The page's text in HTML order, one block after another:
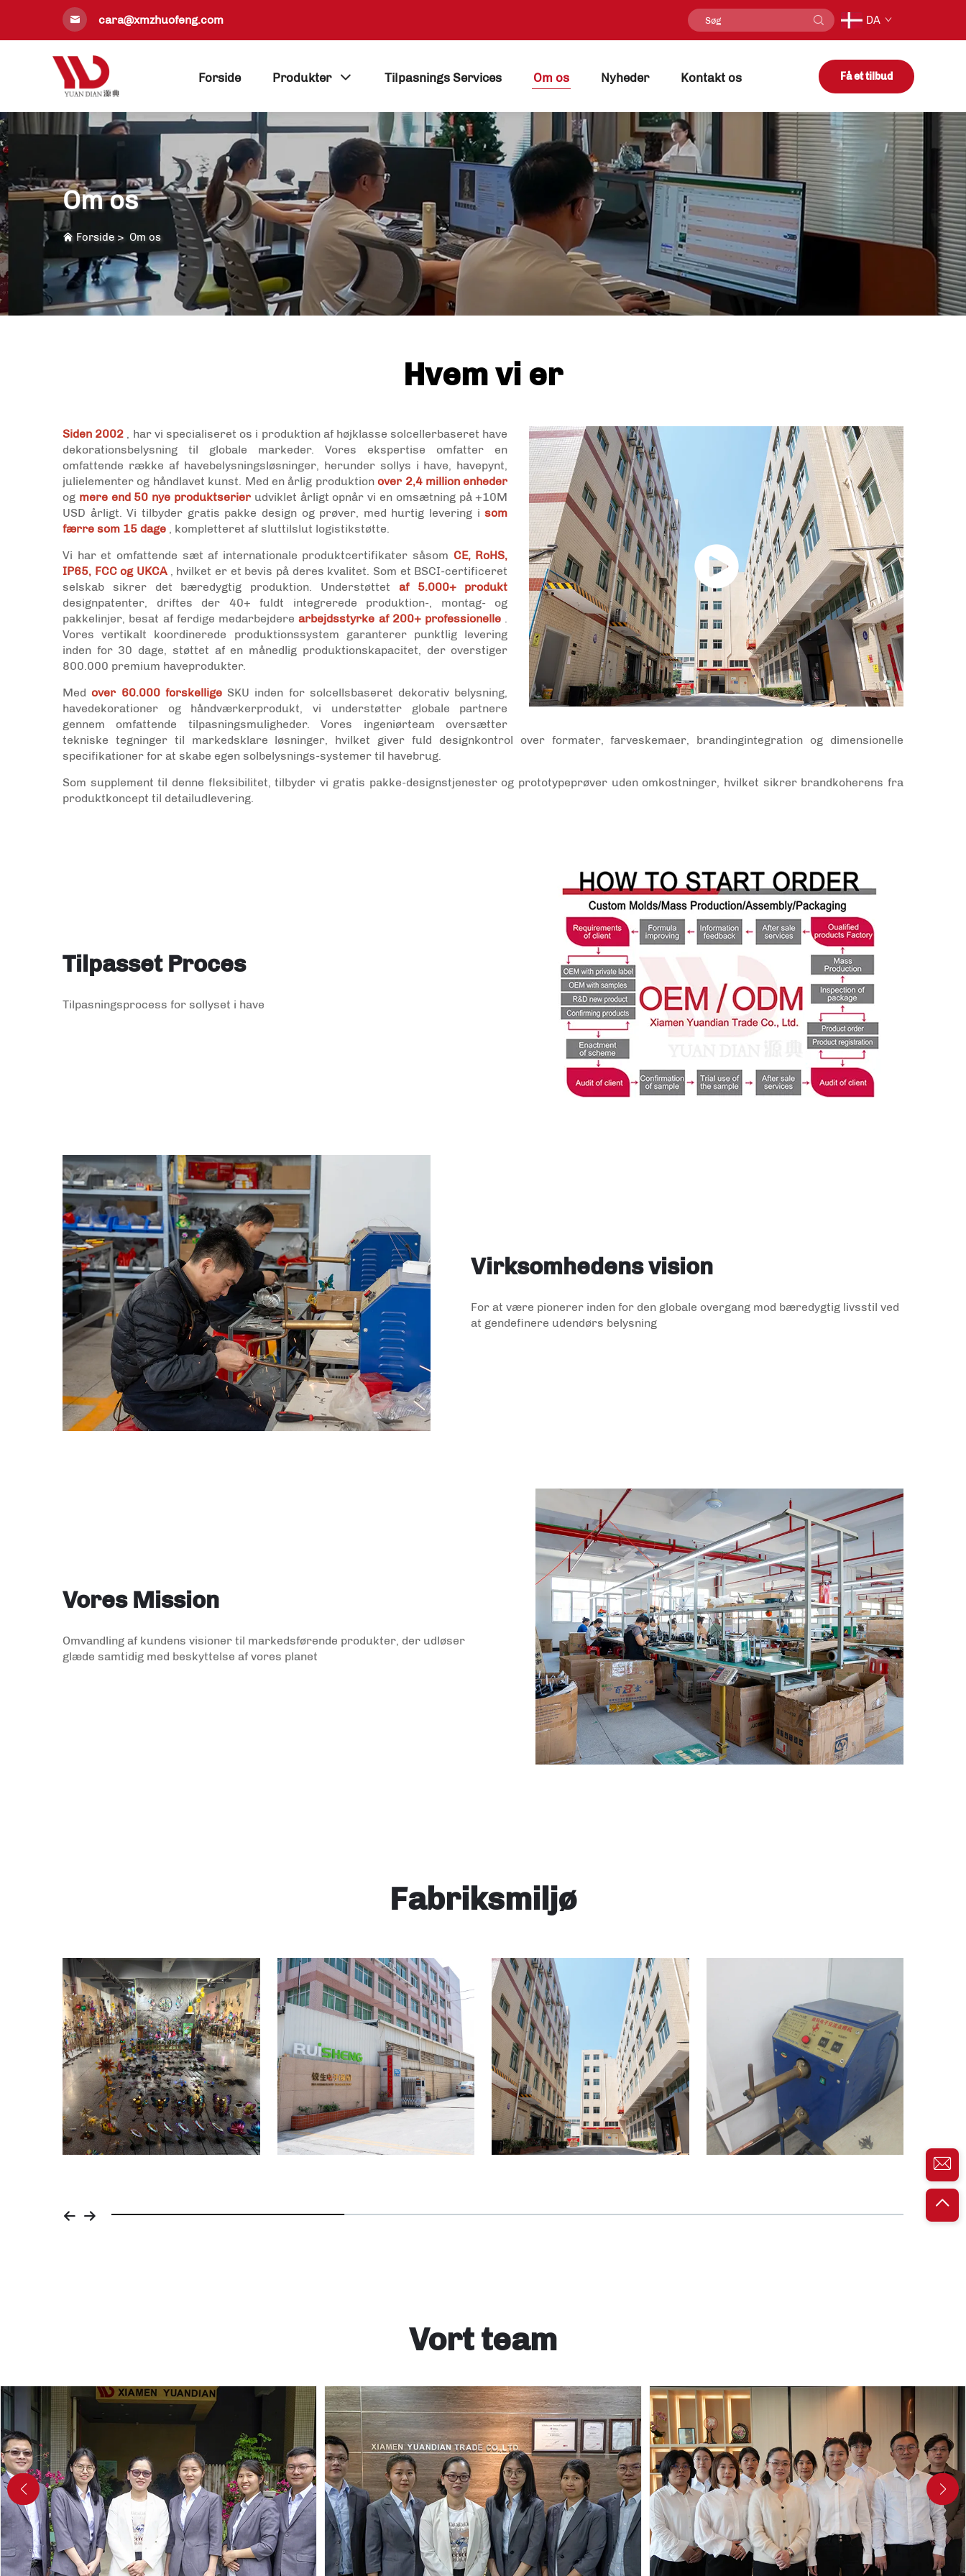
cara@xmzhuofeng.com DA
Forside Produkter Tilpasnings Services Om os Nyheder Kontakt os Få et tilbud
Om os
Forside> Om os
Hvem vi er
Siden 2002
, har vi specialiseret os i produktion af højklasse solcellerbaseret have
dekorationsbelysning til globale markeder. Vores ekspertise omfatter en
omfattende række af havebelysningsløsninger, herunder sollys i have, havepynt,
julielementer og håndlavet kunst. Med en årlig produktionover 2,4 million enheder
og mere end 50 nye produktserier udviklet årligt opnår vi en omsætning på +10M
USD årligt. Vi tilbyder gratis pakke design og prøver, med hurtig levering isom
færre som 15 dage
, kompletteret af sluttilslut logistikstøtte.
Vi har et omfattende sæt af internationale produktcertifikater såsom CE, RoHS,
IP65, FCC og UKCA
, hvilket er et bevis på deres kvalitet. Som et BSCI-certificeret
selskab sikrer det bæredygtig produktion. Understøttet af 5.000+ produkt
designpatenter, driftes der 40+ fuldt integrerede produktion-, montag- og
pakkelinjer, besat af ferdige medarbejderearbejdsstyrke af 200+ professionelle
Vores vertikalt koordinerede produktionssystem garanterer punktlig levering
inden for 30 dage, støttet af en månedlig produktionskapacitet, der overstiger
800.000 premium haveprodukter.
Medover 60.000 forskellige SKU inden for solcellsbaseret dekorativ belysning,
havedekorationer og håndværkerprodukt, vi understøtter globale partnere
gennem omfattende tilpasningsmuligheder. Vores ingeniørteam oversætter
tekniske tegninger til markedsklare løsninger, hvilket giver fuld designkontrol over formater, farveskemaer, brandingintegration og dimensionelle
specifikationer for at skabe egen solbelysnings-systemer til havebrug.
Som supplement til denne fleksibilitet, tilbyder vi gratis pakke-designstjenester og prototypeprøver uden omkostninger, hvilket sikrer brandkoherens fra
produktkoncept til detailudlevering.
Tilpasset Proces
Tilpasningsprocess for sollyset i have
Virksomhedens vision
For at være pionerer inden for den globale overgang mod bæredygtig livsstil ved
at gendefinere udendørs belysning
Vores Mission
Omvandling af kundens visioner til markedsførende produkter, der udløser
glæde samtidig med beskyttelse af vores planet
Fabriksmiljø
Vort team